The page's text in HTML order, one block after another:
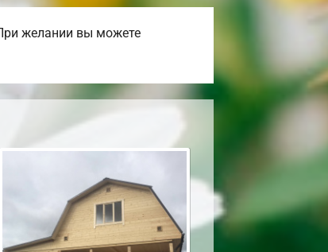
желании вы можете